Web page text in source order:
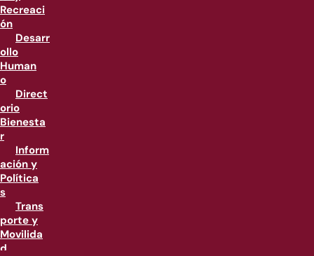
Recreaci
ón
Desarr
ollo
Human
o
Direct
orio
Bienesta
r
Inform
ación y
Política
s
Trans
porte y
Movilida
d